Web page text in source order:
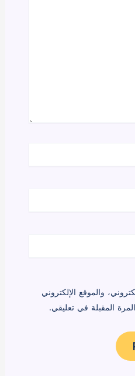
والموقع الإلكتروني
المقبلة في تعليقي.